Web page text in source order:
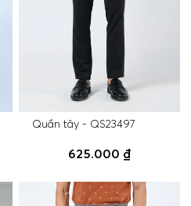
Quần tây - QS23497
625.000 ₫